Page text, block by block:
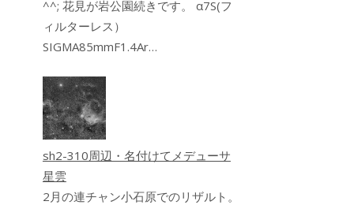
^^; 花見が岩公園続きです。 α7S(フ
ィルターレス）
SIGMA85mmF1.4Ar…
sh2-310周辺・名付けてメデューサ
星雲
2月の連チャン小石原でのリザルト。